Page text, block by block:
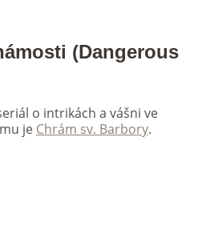
(Dangerous
o intrikách a vášni ve
je Chrám sv. Barbory.